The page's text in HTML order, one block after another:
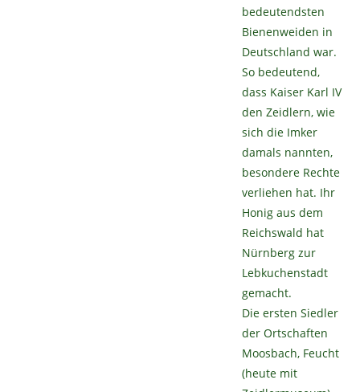
bedeutendsten
Bienenweiden in
Deutschland war.
So bedeutend,
dass Kaiser Karl IV
den Zeidlern, wie
sich die Imker
damals nannten,
besondere Rechte
verliehen hat. Ihr
Honig aus dem
Reichswald hat
Nürnberg zur
Lebkuchenstadt
gemacht.
Die ersten Siedler
der Ortschaften
Moosbach, Feucht
(heute mit